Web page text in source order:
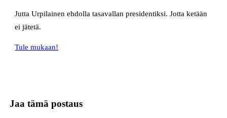
Jutta Urpilainen ehdolla tasavallan presidentiksi. Jotta ketään
ei jätetä.
Tule mukaan!
Jaa tämä postaus